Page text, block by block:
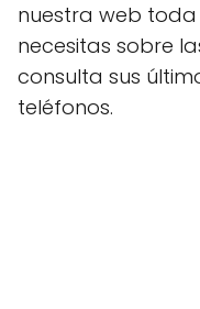
nuestra web
necesitas sobre
consulta sus
teléfonos.